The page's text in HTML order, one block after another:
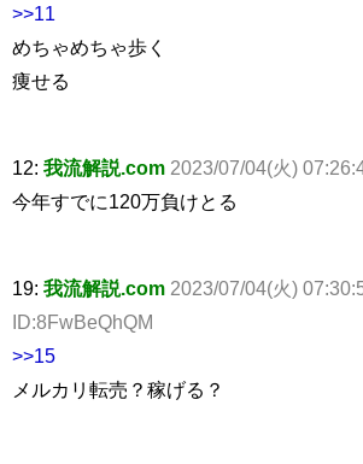
>>11
めちゃめちゃ歩く
痩せる
12: 我流解説.com 2023/07/04(火)
今年すでに120万負けとる
19: 我流解説.com 2023/07/04(火)
ID:8FwBeQhQM
>>15
メルカリ転売？稼げる？